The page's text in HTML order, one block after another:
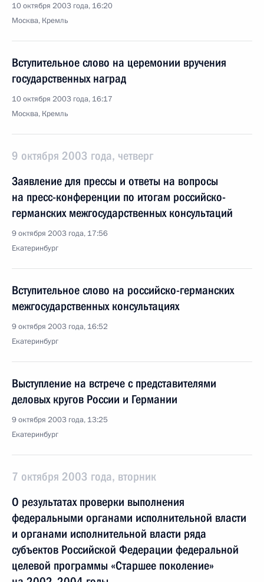
10 октября 2003 года, 16:20
Москва, Кремль
Вступительное слово на церемонии вручения
государственных наград
10 октября 2003 года, 16:17
Москва, Кремль
9 октября 2003 года, четверг
Заявление для прессы и ответы на вопросы
на пресс-конференции по итогам российско-
германских межгосударственных консультаций
9 октября 2003 года, 17:56
Екатеринбург
Вступительное слово на российско-германских
межгосударственных консультациях
9 октября 2003 года, 16:52
Екатеринбург
Выступление на встрече с представителями
деловых кругов России и Германии
9 октября 2003 года, 13:25
Екатеринбург
7 октября 2003 года, вторник
О результатах проверки выполнения
федеральными органами исполнительной власти
и органами исполнительной власти ряда
субъектов Российской Федерации федеральной
целевой программы «Старшее поколение»